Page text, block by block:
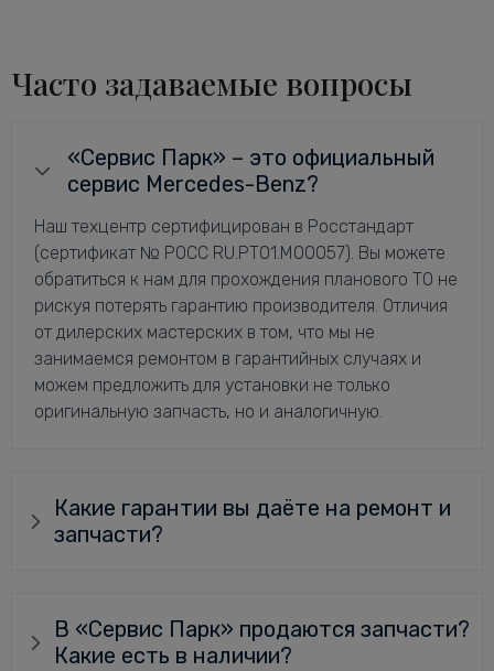
Часто задаваемые вопросы
«Сервис Парк» – это официальный
сервис Mercedes-Benz?
Наш техцентр сертифицирован в Росстандарт
(сертификат № РОСС RU.РТ01.М00057). Вы можете
обратиться к нам для прохождения планового ТО не
рискуя потерять гарантию производителя. Отличия
от дилерских мастерских в том, что мы не
занимаемся ремонтом в гарантийных случаях и
можем предложить для установки не только
оригинальную запчасть, но и аналогичную.
Какие гарантии вы даёте на ремонт и
запчасти?
В «Сервис Парк» продаются запчасти?
Какие есть в наличии?